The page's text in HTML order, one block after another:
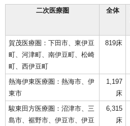
二次医療圏 全体
賀茂医療圏：下田市、東伊豆
町、河津町、南伊豆町、松崎
町、西伊豆町
819床
熱海伊東医療圏：熱海市、伊
東市
1,197
床
駿東田方医療圏：沼津市、三
島市、裾野市、伊豆市、伊豆
6,315
床